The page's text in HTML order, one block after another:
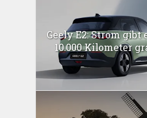
Geely E2: Strom gibt
10.000 Kilometer